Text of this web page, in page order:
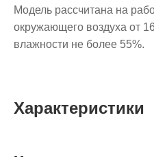
Модель рассчитана на
окружающего воздуха от
влажности не более 55%.
Характеристики